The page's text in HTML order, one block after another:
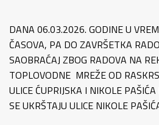
DANA 06.03.2026. GODINE U
ČASOVA, PA DO ZAVRŠETKA
SAOBRAĆAJ ZBOG RADOVA NA
TOPLOVODNE MREŽE OD
ULICE ĆUPRIJSKA I NIKOLE
SE UKRŠTAJU ULICE NIKOLE